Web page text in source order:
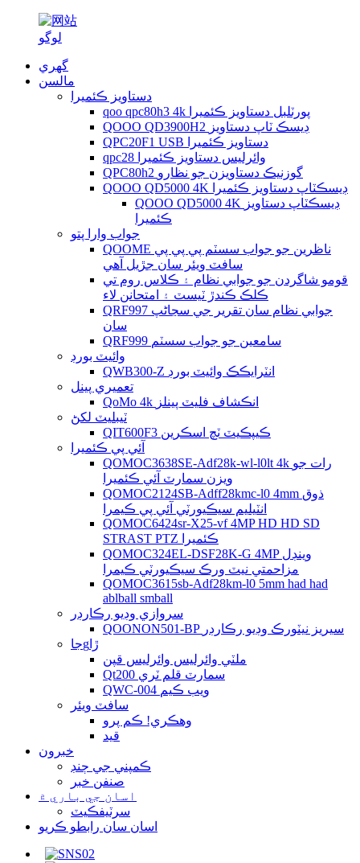
گهري
مالسن
دستاويز ڪئميرا
qoo qpc80h3 4k پورٽلبل دستاويز ڪئميرا
QOOO QD3900H2 ڊيسڪ ٽاپ دستاويز
QPC20F1 USB دستاويز ڪئميرا
qpc28 وائرلیس دستاويز ڪئميرا
QPC80h2 گوزنيڪ دستاويزن جو نظارو
QOOO QD5000 4K ڊيسڪٽاپ دستاويز ڪئميرا
QOOO QD5000 4K ڊيسڪٽاپ دستاويز
ڪئميرا
جواب وارا پتو
QOOME ناظرين جو جواب سسٽم پي پي پي
سافٽ ويئر سان جڙيل آهي
قومو شاگردن جو جوابي نظام ۽ ڪلاس روم تي
ڪلڪ ڪندڙ ٽيسٽ ۽ امتحانن لاء
QRF997 جوابي نظام سان تقرير جي سڃاڻپ
سان
QRF999 سامعين جو جواب سسٽم
وائيٽ بورڊ
QWB300-Z انٽرايڪڪ وائيٽ بورڊ
تعميري پينل
QoMo 4k انڪشاف فليٽ پينلز
ٽيبليٽ لکڻ
QIT600F3 ڪيپڪيٽ ٽچ اسڪرين
آئي پي ڪئميرا
QOMOC3638SE-Adf28k-wl-l0lt 4k رات جو
ويزن سمارٽ آئي ڪئميرا
QOMOC2124SB-Adff28kmc-l0 4mm ذوق
انٽيليم سيڪيورٽي آئي پي ڪيمرا
QOMOC6424sr-X25-vf 4MP HD HD SD
STRAST PTZ ڪئميرا
QOMOC324EL-DSF28K-G 4MP وينڊل
مزاحمتي نيٽ ورڪ سيڪيورٽي ڪيمرا
QOMOC3615sb-Adf28km-l0 5mm had had
ablball smball
سروازي وڊيو رڪارڊر
QOONON501-BP سيريز نيٽورڪ وڊيو رڪارڊر
جاgڙا
ملٽي وائرلیس وائرلیس قپن
Qt200 سمارٽ قلم ٽري
QWC-004 ويب ڪيم
سافٽ ويئر
وهڪري! ڪم پرو
قيد
خبرون
ڪمپني جي ڄنڊ
صنفن خبر
اسان جي باري ۾
سرٽيفڪيٽ
اسان سان رابطو ڪريو